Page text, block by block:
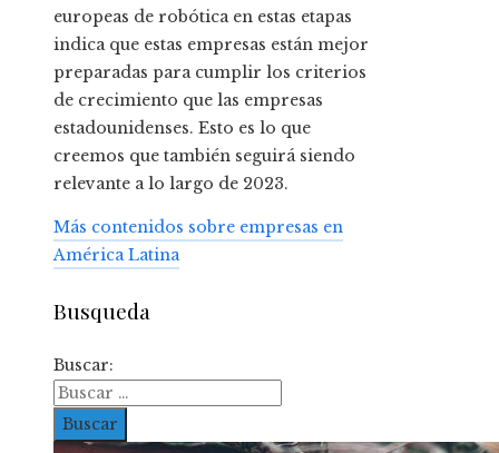
europeas de robótica en estas etapas
indica que estas empresas están mejor
preparadas para cumplir los criterios
de crecimiento que las empresas
estadounidenses. Esto es lo que
creemos que también seguirá siendo
relevante a lo largo de 2023.
Más contenidos sobre empresas en
América Latina
Busqueda
Buscar: